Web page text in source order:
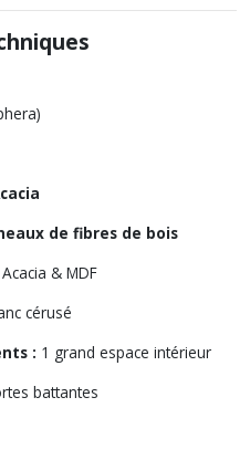
de fibres de bois
& MDF
cérusé
: 1 grand espace intérieur
battantes